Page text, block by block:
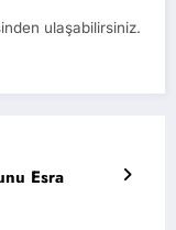
ulaşabilirsiniz.
Esra